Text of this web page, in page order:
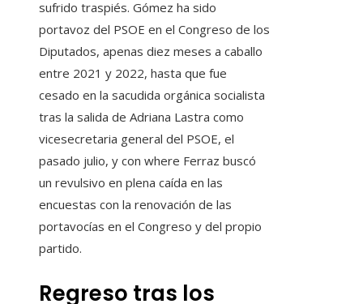
sufrido traspiés. Gómez ha sido
portavoz del PSOE en el Congreso de los
Diputados, apenas diez meses a caballo
entre 2021 y 2022, hasta que fue
cesado en la sacudida orgánica socialista
tras la salida de Adriana Lastra como
vicesecretaria general del PSOE, el
pasado julio, y con where Ferraz buscó
un revulsivo en plena caída en las
encuestas con la renovación de las
portavocías en el Congreso y del propio
partido.
Regreso tras los